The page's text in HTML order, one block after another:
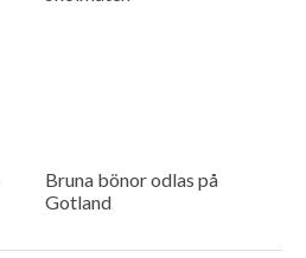
Bruna bönor odlas på
Gotland